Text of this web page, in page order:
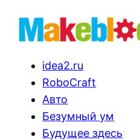
idea2.ru
RoboCraft
Авто
Безумный ум
Будущее здесь